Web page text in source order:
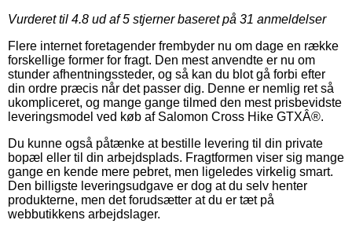
Vurderet til 4.8 ud af 5 stjerner baseret på 31 anmeldelser
Flere internet foretagender frembyder nu om dage en række
forskellige former for fragt. Den mest anvendte er nu om
stunder afhentningssteder, og så kan du blot gå forbi efter
din ordre præcis når det passer dig. Denne er nemlig ret så
ukompliceret, og mange gange tilmed den mest prisbevidste
leveringsmodel ved køb af Salomon Cross Hike GTXÂ®.
Du kunne også påtænke at bestille levering til din private
bopæl eller til din arbejdsplads. Fragtformen viser sig mange
gange en kende mere pebret, men ligeledes virkelig smart.
Den billigste leveringsudgave er dog at du selv henter
produkterne, men det forudsætter at du er tæt på
webbutikkens arbejdslager.